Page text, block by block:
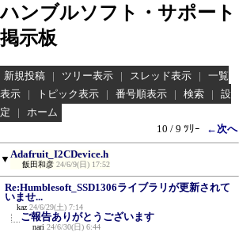
ハンブルソフト・サポート
掲示板
新規投稿 | ツリー表示 | スレッド表示 |
一覧
表示
| トピック表示 | 番号順表示 | 検索 |
設
定
|
ホーム
10 / 9 ﾂﾘｰ
←次へ
▼ Adafruit_I2CDevice.h
飯田和彦 24/6/9(日) 17:52
Re:Humblesoft_SSD1306ライブラリが更新されて
いませ...
kaz 24/6/29(土) 7:14
ご報告ありがとうございます
nari 24/6/30(日) 6:44